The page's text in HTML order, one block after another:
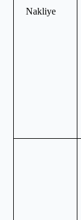
Nakliye